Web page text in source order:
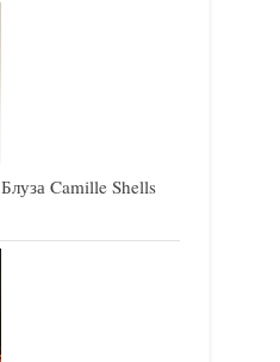
с
ь
Блуза Camille Shells